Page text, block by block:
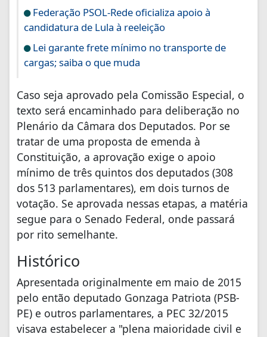
Federação PSOL-Rede oficializa apoio à
candidatura de Lula à reeleição
Lei garante frete mínimo no transporte de
cargas; saiba o que muda
Caso seja aprovado pela Comissão Especial, o
texto será encaminhado para deliberação no
Plenário da Câmara dos Deputados. Por se
tratar de uma proposta de emenda à
Constituição, a aprovação exige o apoio
mínimo de três quintos dos deputados (308
dos 513 parlamentares), em dois turnos de
votação. Se aprovada nessas etapas, a matéria
segue para o Senado Federal, onde passará
por rito semelhante.
Histórico
Apresentada originalmente em maio de 2015
pelo então deputado Gonzaga Patriota (PSB-
PE) e outros parlamentares, a PEC 32/2015
visava estabelecer a "plena maioridade civil e